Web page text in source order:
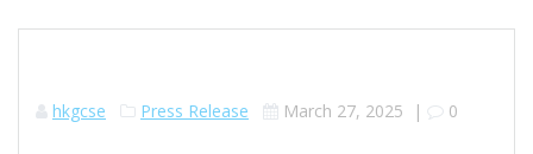
hkgcse Press Release March 27, 2025 | 0